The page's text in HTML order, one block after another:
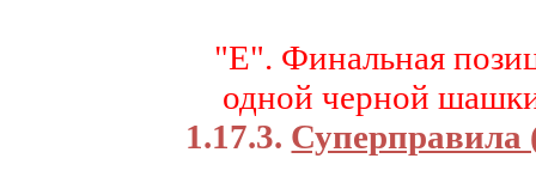
"Е". Финальная
одной черной
1.17.3. Суперправила